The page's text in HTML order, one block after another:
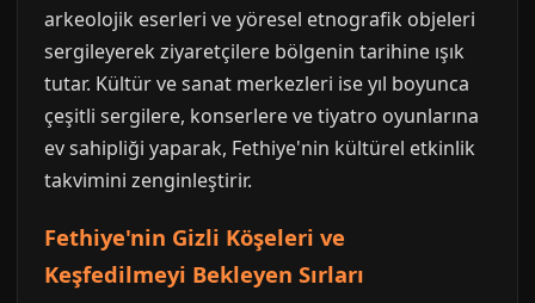
arkeolojik eserleri ve yöresel etnografik objeleri
sergileyerek ziyaretçilere bölgenin tarihine ışık
tutar. Kültür ve sanat merkezleri ise yıl boyunca
çeşitli sergilere, konserlere ve tiyatro oyunlarına
ev sahipliği yaparak, Fethiye'nin kültürel etkinlik
takvimini zenginleştirir.
Fethiye'nin Gizli Köşeleri ve
Keşfedilmeyi Bekleyen Sırları